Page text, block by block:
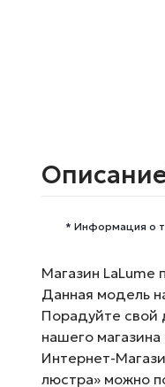
* Информация о
Магазин
Данная модель
Порадуйте свой
нашего
Интернет-
люстра» можно